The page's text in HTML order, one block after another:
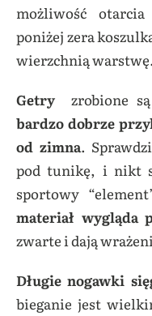
możliwość
poniżej zera
wierzchnią warstwę.
Getry zrobione
bardzo dobrze
od zimna.
pod tunikę, i nikt
sportowy
materiał wygląda
zwarte i dają
Długie nogawki
bieganie jest